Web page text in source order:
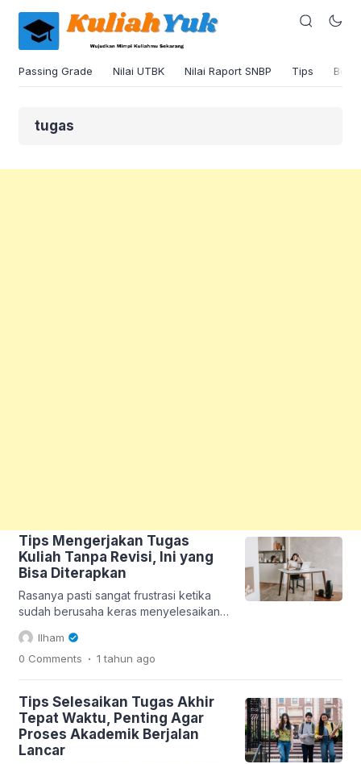
Passing Grade Nilai UTBK Nilai Raport SNBP Tips
tugas
Tips Mengerjakan Tugas
Kuliah Tanpa Revisi, Ini yang
Bisa Diterapkan
Rasanya pasti sangat frustrasi ketika
sudah berusaha keras menyelesaikan
tugas kuliah, namun ternyata harus
menghadapi revisi dari dosen. Apalagi
jika harus mengulang perbaikan
Nah untuk menghindari hal tersebut,
berikut tips mengerjakan tugas kuliah
tanpa revisi: 1. Pahami Tugas yang
Diberikan Logikanya, mustahil
Ilham
0 Comments . 1 tahun ago
Tips Selesaikan Tugas Akhir
Tepat Waktu, Penting Agar
Proses Akademik Berjalan
Lancar